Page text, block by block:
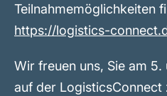
Teilnahmemöglichkeiten
https://logistics-
Wir freuen uns, Sie am
auf der LogisticsConnect